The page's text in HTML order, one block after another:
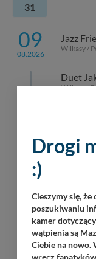
31
09
08.2026
Jazz
Wilkasy /
Duet
Wilkasy /
Rob
Giżycko /
Drogi
:)
Cieszymy się, że
poszukiwaniu
kamer
wątpienia są
Ciebie na nowo.
wręcz